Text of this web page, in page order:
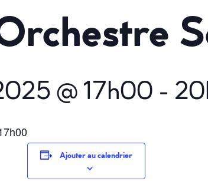
@ 17h00 -
Ajouter au calendrier